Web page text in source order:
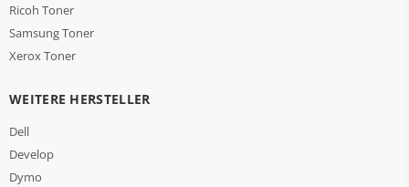
Ricoh Toner
Samsung Toner
Xerox Toner
WEITERE HERSTELLER
Dell
Develop
Dymo